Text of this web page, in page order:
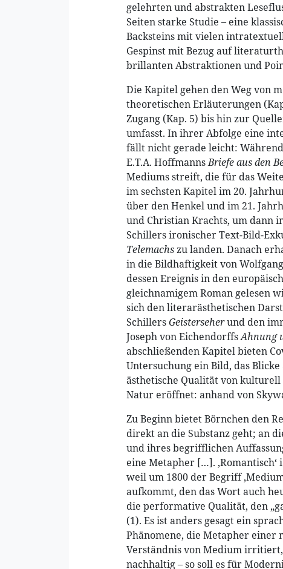
gelehrten und abstrakten
Seiten starke Studie – eine
Backsteins mit vielen
Gespinst mit Bezug auf
brillanten Abstraktionen und
Die Kapitel gehen den Weg von
theoretischen Erläuterungen
Zugang (Kap. 5) bis hin zur
umfasst. In ihrer Abfolge eine
fällt nicht gerade leicht:
E.T.A. HoffmannsBriefe aus den
Mediums streift, die für das
im sechsten Kapitel im 20.
über den Henkel und im 21.
und Christian Krachts, um dann
Schillers ironischer Text-Bild-
Telemachszu landen. Danach
in die Bildhaftigkeit von
dessen Ereignis in den
gleichnamigem Roman gelesen
sich den literarästhetischen
SchillersGeisterseherund den
Joseph von EichendorffsAhnung
abschließenden Kapitel bieten
Untersuchung ein Bild, das
ästhetische Qualität von
Natur eröffnet: anhand von
Zu Beginn bietet Börnchen den
direkt an die Substanz geht; an
und ihres begrifflichen
eine Metapher […].
weil um 1800 der Begriff
aufkommt, den das Wort auch
die performative Qualität, den
(1). Es ist anders gesagt ein
Phänomene, die Metapher einer
Verständnis von Medium
nachhaltig – so soll es für